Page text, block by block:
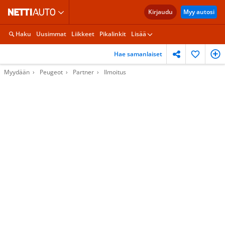
Kirjaudu Myy autosi
Haku Uusimmat Liikkeet Pikalinkit Lisää
Hae samanlaiset
Myydään Peugeot Partner Ilmoitus